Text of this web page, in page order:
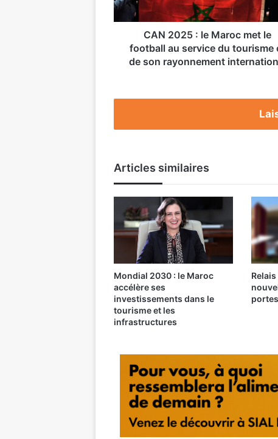
football
au
tourisme
son
CAN 2025 : le Maroc met le
football au service du tourisme
de son rayonnement
Articles similaires
Mondial 2030 : le Maroc
accélère ses
investissements dans le
tourisme et les
infrastructures